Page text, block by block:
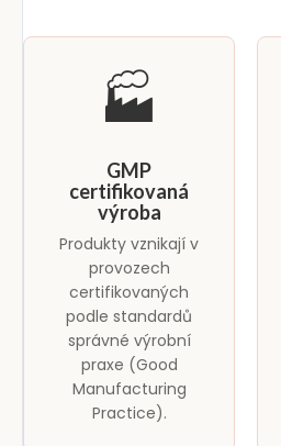
🏭
GMP
certifikovaná
výroba
Produkty vznikají v
provozech
certifikovaných
podle standardů
správné výrobní
praxe (Good
Manufacturing
Practice).